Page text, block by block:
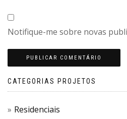
Notifique-me sobre novas
CATEGORIAS PROJETOS
Residenciais